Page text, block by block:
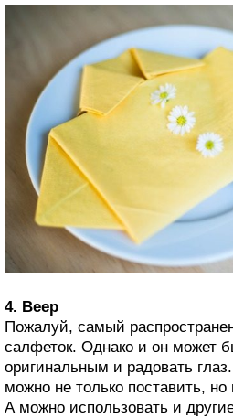
4. Веер
Пожалуй, самый
салфеток. Однако и он может
оригинальным и радовать
можно не только поставить, но
А можно использовать и